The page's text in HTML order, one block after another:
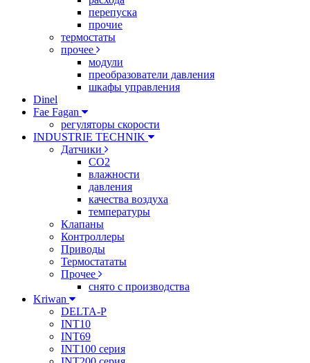
перепуска
прочие
термостаты
прочее
модули
преобразователи давления
шкафы управления
Dinel
Fae Fagan
регуляторы скорости
INDUSTRIE TECHNIK
Датчики
CO2
влажности
давления
качества воздуха
температуры
Клапаны
Контроллеры
Приводы
Термостататы
Прочее
снято с производства
Kriwan
DELTA-P
INT10
INT69
INT100 серия